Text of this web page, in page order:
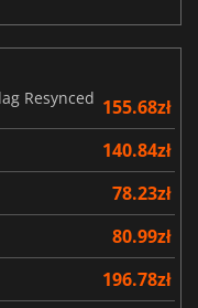
Resynced 155.68zł
140.84zł
78.23zł
80.99zł
196.78zł